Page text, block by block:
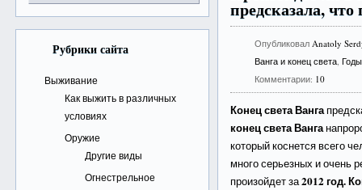
Рубрики сайта
Выживание
Как выжить в различных
условиях
Оружие
Другие виды
Огнестрельное
предсказала, что
ОпубликовалAnatoly
Ванга и конец света,
Комментарии: 10
Конец света Ванга
конец света Ванга
который коснется всего
много серьезных и очень
произойдет за2012 год.